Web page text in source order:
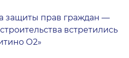
защиты прав граждан —
встретились
О2»